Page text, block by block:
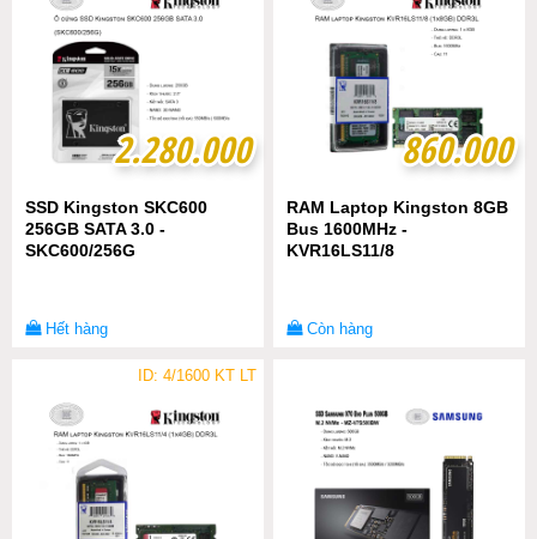
2.280.000
2.280.000
SSD Kingston SKC600
256GB SATA 3.0 -
SKC600/256G
Hết hàng
860.000
860.000
RAM Laptop Kingston 8GB
Bus 1600MHz -
KVR16LS11/8
Còn hàng
ID: 4/1600 KT LT